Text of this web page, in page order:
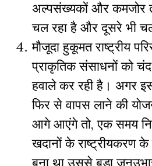
अल्पसंख्यकों और कमजोर
चल रहा है और दूसरे भी
मौजूदा हुकूमत राष्ट्रीय
प्राकृतिक संसाधनों को चंद
हवाले कर रही है। अगर
फिर से वापस लाने की
आगे आएंगे तो,एक समय
खदानों के राष्ट्रीयकरण के
बना था उससे बड़ा